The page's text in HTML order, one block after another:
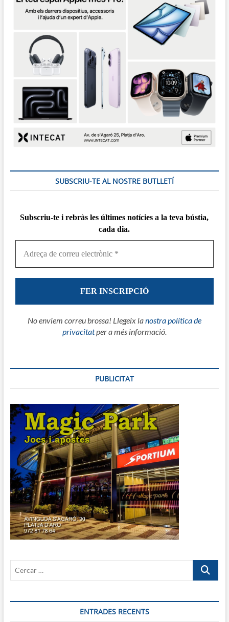
SUBSCRIU-TE AL NOSTRE BUTLLETÍ
Subscriu-te i rebràs lesúltimes notícies a la teva bústia,
cada dia.
No enviem correu brossa! Llegeix lanostra política de
privacitatper a més informació.
PUBLICITAT
Cercar
ENTRADES RECENTS